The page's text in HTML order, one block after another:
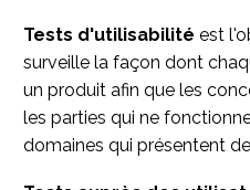
Tests d'utilisabilité est
surveille la façon dont
un produit afin que les
les parties qui ne
domaines qui présentent